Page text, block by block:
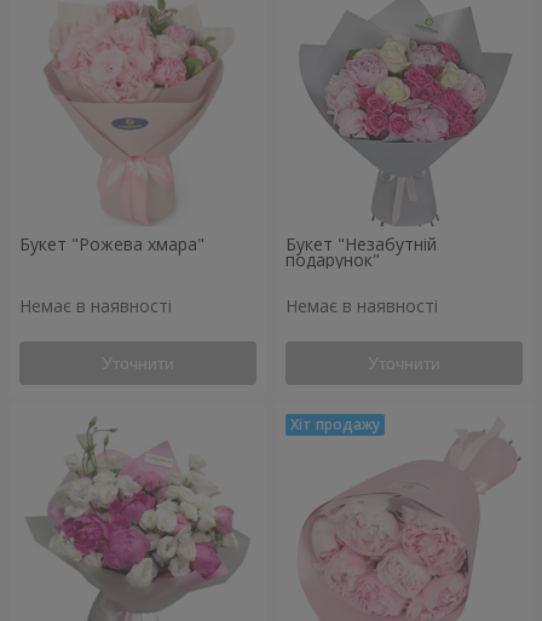
Букет "Рожева хмара"
Немає в наявності
Уточнити
Букет "Незабутній
подарунок"
Немає в наявності
Уточнити